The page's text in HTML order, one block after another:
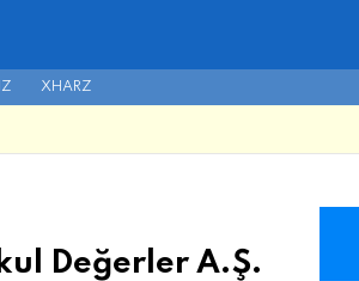
XHARZ
Değerler A.Ş.